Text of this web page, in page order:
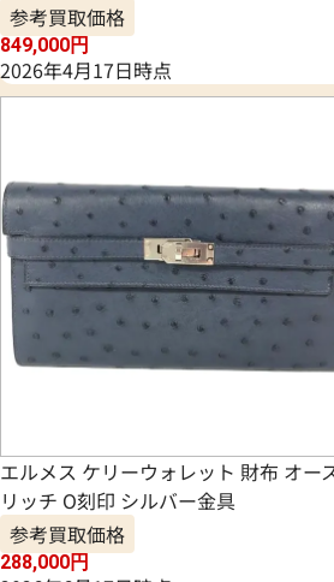
参考買取価格
849,000円
2026年4月17日時点
エルメス ケリーウォレット 財布 オー
リッチ O刻印 シルバー金具
参考買取価格
288,000円